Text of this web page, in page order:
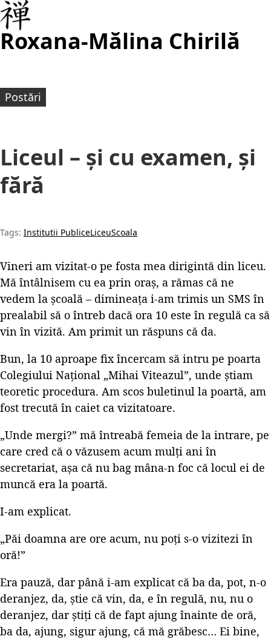
Roxana-Mălina Chirilă
Postări
Liceul – și cu examen, și
fără
Tags: Institutii PubliceLiceuScoala
Vineri am vizitat-o pe fosta mea dirigintă din liceu.
Mă întâlnisem cu ea prin oraș, a rămas că ne
vedem la școală – dimineața i-am trimis un SMS în
prealabil să o întreb dacă ora 10 este în regulă ca să
vin în vizită. Am primit un răspuns că da.
Bun, la 10 aproape fix încercam să intru pe poarta
Colegiului Național „Mihai Viteazul”, unde știam
teoretic procedura. Am scos buletinul la poartă, am
fost trecută în caiet ca vizitatoare.
„Unde mergi?” mă întreabă femeia de la intrare, pe
care cred că o văzusem acum mulți ani în
secretariat, așa că nu bag mâna-n foc că locul ei de
muncă era la poartă.
I-am explicat.
„Păi doamna are ore acum, nu poți s-o vizitezi în
oră!”
Era pauză, dar până i-am explicat că ba da, pot, n-o
deranjez, da, știe că vin, da, e în regulă, nu, nu o
deranjez, dar știți că de fapt ajung înainte de oră,
ba da, ajung, sigur ajung, că mă grăbesc… Ei bine,